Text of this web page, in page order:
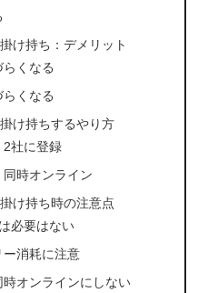
け持ち：デメリット
くなる
くなる
け持ちするやり方
2社に登録
時オンライン
け持ち時の注意点
必要はない
消耗に注意
オンラインにしない